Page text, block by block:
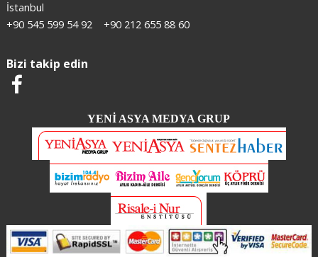
İstanbul
+90 545 599 54 92
+90 212 655 88 60
Bizi takip edin
YENİ ASYA MEDYA GRUP